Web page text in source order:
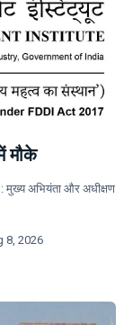
मौके
मुख्य अभियंता और अधीक्षण
8, 2026